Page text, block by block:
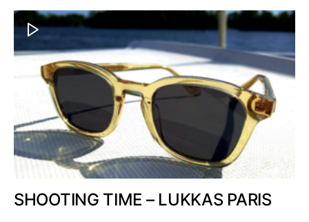
SHOOTING TIME – LUKKAS PARIS